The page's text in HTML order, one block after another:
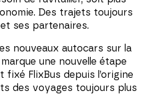
Des trajets toujours
ses partenaires.
nouveaux autocars sur la
une nouvelle étape
fixé FlixBus depuis l’origine
des voyages toujours plus